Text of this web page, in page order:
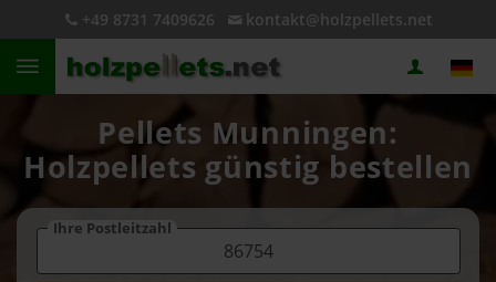
+49 8731 7409626 kontakt@holzpellets.net
Pellets Munningen:
Holzpellets günstig bestellen
Ihre Postleitzahl